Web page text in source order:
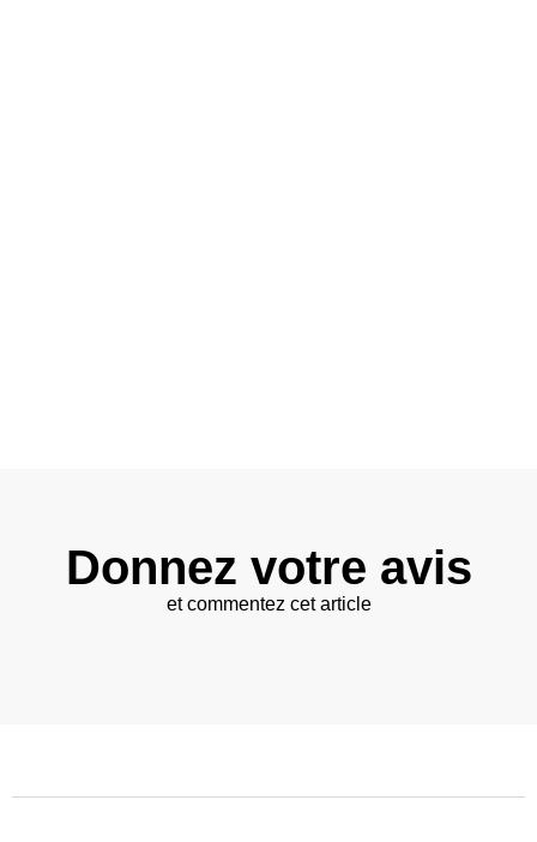
Donnez votre avis
et commentez cet article